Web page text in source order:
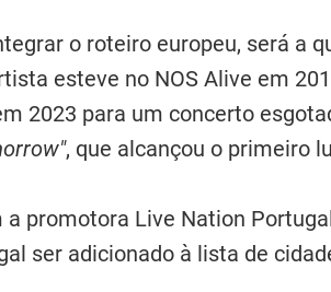
o roteiro europeu, será a
esteve no NOS Alive em
2023 para um concerto
, que alcançou o primeiro
a promotora Live Nation
ser adicionado à lista de